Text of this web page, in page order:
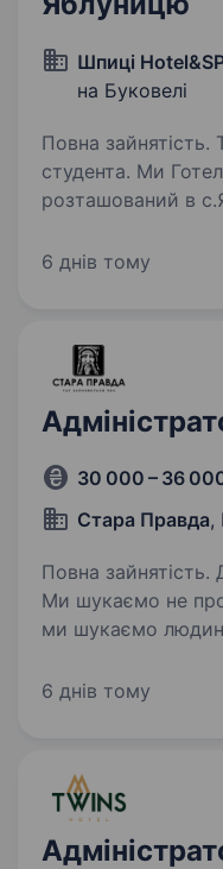
Шпиці
на Буковелі
Повна зайнятість.
студента. Ми Готель & SPA 'Шпиці',
розташований в
на гори. Ми пропонуємо: Наш готель
6 днів тому
30 000 – 36
Стара Правда,
Повна зайнятість.
Ми шукаємо не
ми шукаємо
хотіли
6 днів тому